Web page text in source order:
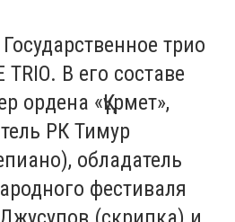
трио
TRIO. В его составе
ордена «Құрмет»,
РК Тимур
обладатель
фестиваля